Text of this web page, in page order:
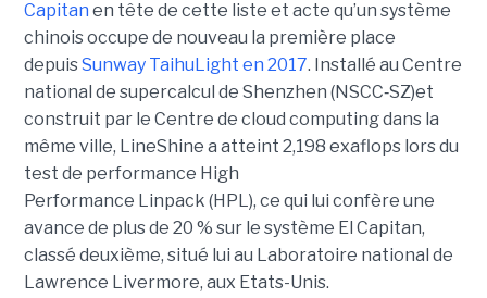
Capitan en tête de cette liste et acte qu’un système
chinois occupe de nouveau la première place
depuisSunway TaihuLight en 2017. Installé au Centre
national de supercalcul de Shenzhen (NSCC‑SZ)et
construit par le Centre de cloud computing dans la
même ville, LineShine a atteint 2,198 exaflops lors du
test de performance High
Performance Linpack (HPL), ce qui lui confère une
avance de plus de 20 % sur le système El Capitan,
classé deuxième, situé lui au Laboratoire national de
Lawrence Livermore, aux Etats-Unis.